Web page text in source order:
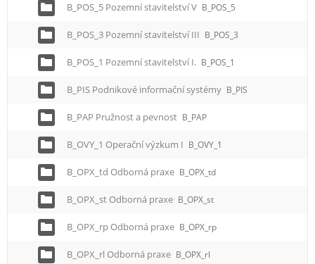
B_POS_5 Pozemní stavitelství V B_POS_5
B_POS_3 Pozemní stavitelství III B_POS_3
B_POS_1 Pozemní stavitelství I. B_POS_1
B_PIS Podnikové informační systémy B_PIS
B_PAP Pružnost a pevnost B_PAP
B_OVY_1 Operační výzkum I B_OVY_1
B_OPX_td Odborná praxe B_OPX_td
B_OPX_st Odborná praxe B_OPX_st
B_OPX_rp Odborná praxe B_OPX_rp
B_OPX_rl Odborná praxe B_OPX_rl